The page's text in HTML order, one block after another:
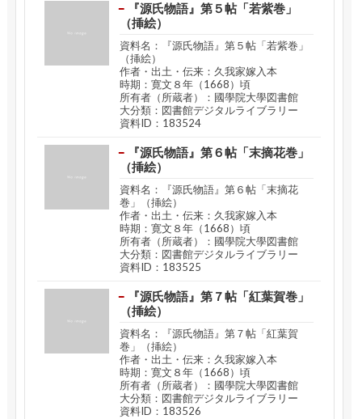
『源氏物語』第５帖「若紫巻」
（挿絵）
資料名：『源氏物語』第５帖「若紫巻」
（挿絵）
作者・出土・伝来：久我家嫁入本
時期：寛文８年（1668）頃
所有者（所蔵者）：國學院大學図書館
大分類：図書館デジタルライブラリー
資料ID：183524
『源氏物語』第６帖「末摘花巻」
（挿絵）
資料名：『源氏物語』第６帖「末摘花
巻」（挿絵）
作者・出土・伝来：久我家嫁入本
時期：寛文８年（1668）頃
所有者（所蔵者）：國學院大學図書館
大分類：図書館デジタルライブラリー
資料ID：183525
『源氏物語』第７帖「紅葉賀巻」
（挿絵）
資料名：『源氏物語』第７帖「紅葉賀
巻」（挿絵）
作者・出土・伝来：久我家嫁入本
時期：寛文８年（1668）頃
所有者（所蔵者）：國學院大學図書館
大分類：図書館デジタルライブラリー
資料ID：183526